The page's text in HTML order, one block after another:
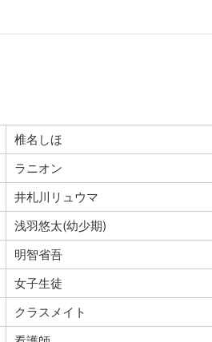
椎名しほ
ラニオン
井札川リュウマ
浅羽悠太(幼少期)
明智省吾
女子生徒
クラスメイト